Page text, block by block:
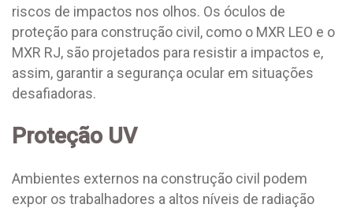
riscos de impactos nos olhos. Os óculos de
proteção para construção civil, como o MXR LEO e o
MXR RJ, são projetados para resistir a impactos e,
assim, garantir a segurança ocular em situações
desafiadoras.
Proteção UV
Ambientes externos na construção civil podem
expor os trabalhadores a altos níveis de radiação